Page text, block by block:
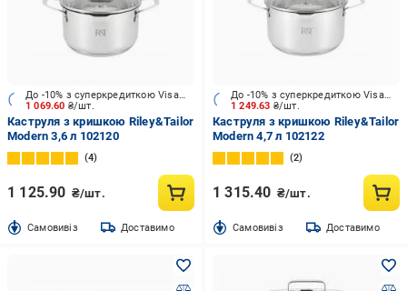
1 069.60 ₴/шт.
До -10% з суперкредиткою Visa Вигода
Каструля з кришкою Riley&Tailor
Modern 3,6 л 102120
4
1 125.90 ₴/шт.
Cамовивіз Доставимо
1 249.63 ₴/шт.
До -10% з суперкредиткою Visa Вигода
Каструля з кришкою Riley&Tailor
Modern 4,7 л 102122
2
1 315.40 ₴/шт.
Cамовивіз Доставимо